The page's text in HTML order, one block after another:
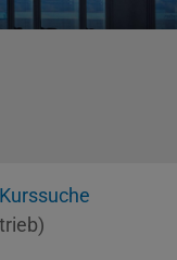
Kurssuche